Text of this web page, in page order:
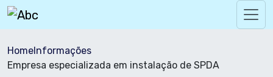
HomeInformações
Empresa especializada em instalação de SPDA